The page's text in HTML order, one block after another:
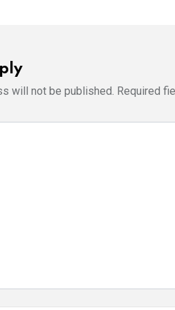
will not be published. Required